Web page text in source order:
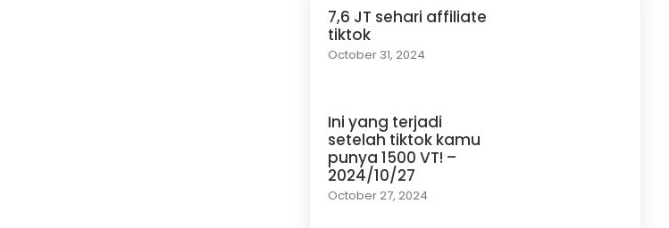
7,6 JT sehari affiliate
tiktok
October 31, 2024
Ini yang terjadi
setelah tiktok kamu
punya 1500 VT! –
2024/10/27
October 27, 2024